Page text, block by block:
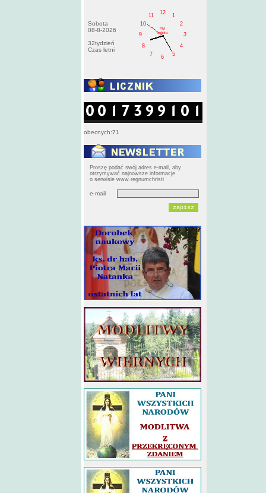
Sobota
08-8-2026
32tydzień
Czas letni
1
2
3
4
5
6
7
8
9
10
11
12
PM
sobota
obecnych:71
Proszę podać swój adres e-mail, aby
otrzymywać najnowsze informacje
o serwisie www.regnumchristi
e-mail